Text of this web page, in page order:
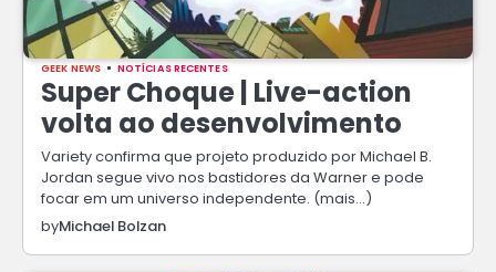
GEEK NEWS NOTÍCIAS RECENTES
Super Choque | Live-action
volta ao desenvolvimento
Variety confirma que projeto produzido por Michael B.
Jordan segue vivo nos bastidores da Warner e pode
focar em um universo independente. (mais…)
byMichael Bolzan